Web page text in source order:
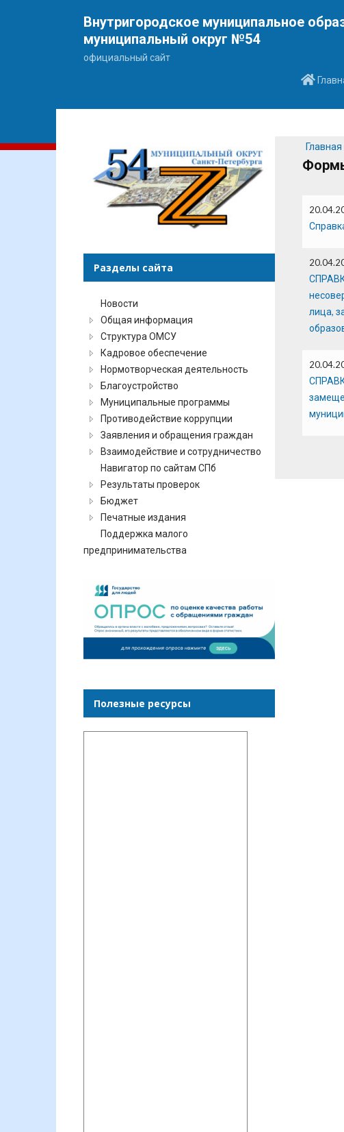
Внутригородское муниципальное
муниципальный округ №54
официальный сайт
Главная
лица,
Разделы сайта
Новости
Общая информация
Структура ОМСУ
Кадровое обеспечение
Нормотворческая деятельность
Благоустройство
Муниципальные программы
Противодействие коррупции
Заявления и обращения граждан
Взаимодействие и сотрудничество
Навигатор по сайтам СПб
Результаты проверок
Бюджет
Печатные издания
Поддержка малого
предпринимательства
Полезные ресурсы